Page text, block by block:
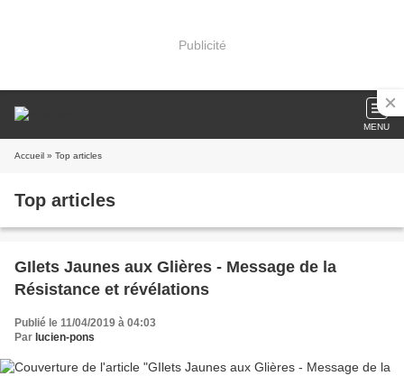
Publicité
MENU
Accueil » Top articles
Top articles
GIlets Jaunes aux Glières - Message de la
Résistance et révélations
Publié le 11/04/2019 à 04:03
Par lucien-pons